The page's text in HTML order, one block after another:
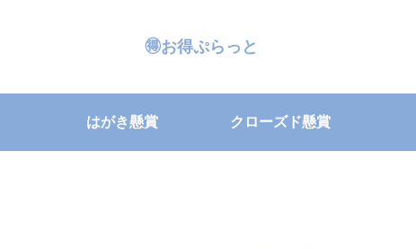
🉐お得ぷらっと
はがき懸賞 クローズド懸賞